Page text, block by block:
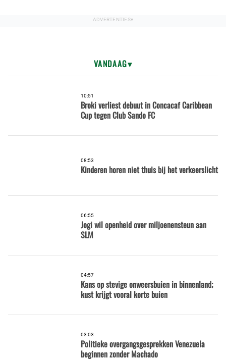
VANDAAG
10:51
Broki verliest debuut in Concacaf Caribbean
Cup tegen Club Sando FC
08:53
Kinderen horen niet thuis bij het verkeerslicht
06:55
Jogi wil openheid over miljoenensteun aan
SLM
04:57
Kans op stevige onweersbuien in binnenland;
kust krijgt vooral korte buien
03:03
Politieke overgangsgesprekken Venezuela
beginnen zonder Machado